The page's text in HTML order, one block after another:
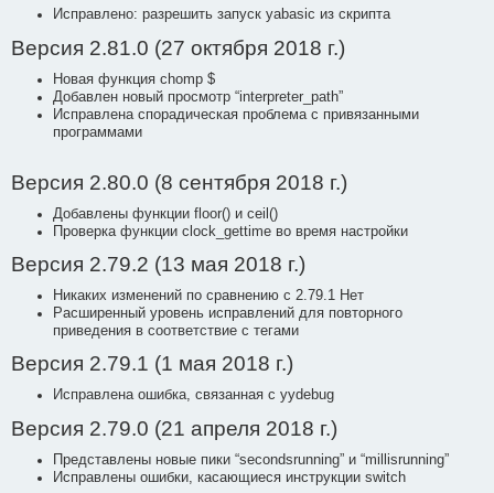
Исправлено: разрешить запуск yabasic из скрипта
Версия 2.81.0 (27 октября 2018 г.)
Новая функция chomp $
Добавлен новый просмотр “interpreter_path”
Исправлена спорадическая проблема с привязанными
программами
Версия 2.80.0 (8 сентября 2018 г.)
Добавлены функции floor() и ceil()
Проверка функции clock_gettime во время настройки
Версия 2.79.2 (13 мая 2018 г.)
Никаких изменений по сравнению с 2.79.1 Нет
Расширенный уровень исправлений для повторного
приведения в соответствие с тегами
Версия 2.79.1 (1 мая 2018 г.)
Исправлена ошибка, связанная с yydebug
Версия 2.79.0 (21 апреля 2018 г.)
Представлены новые пики “secondsrunning” и “millisrunning”
Исправлены ошибки, касающиеся инструкции switch